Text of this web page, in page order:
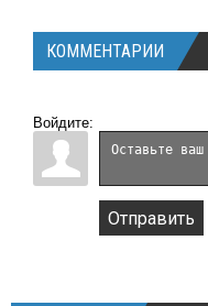
КОММЕНТАРИИ
Войдите:
Отправить